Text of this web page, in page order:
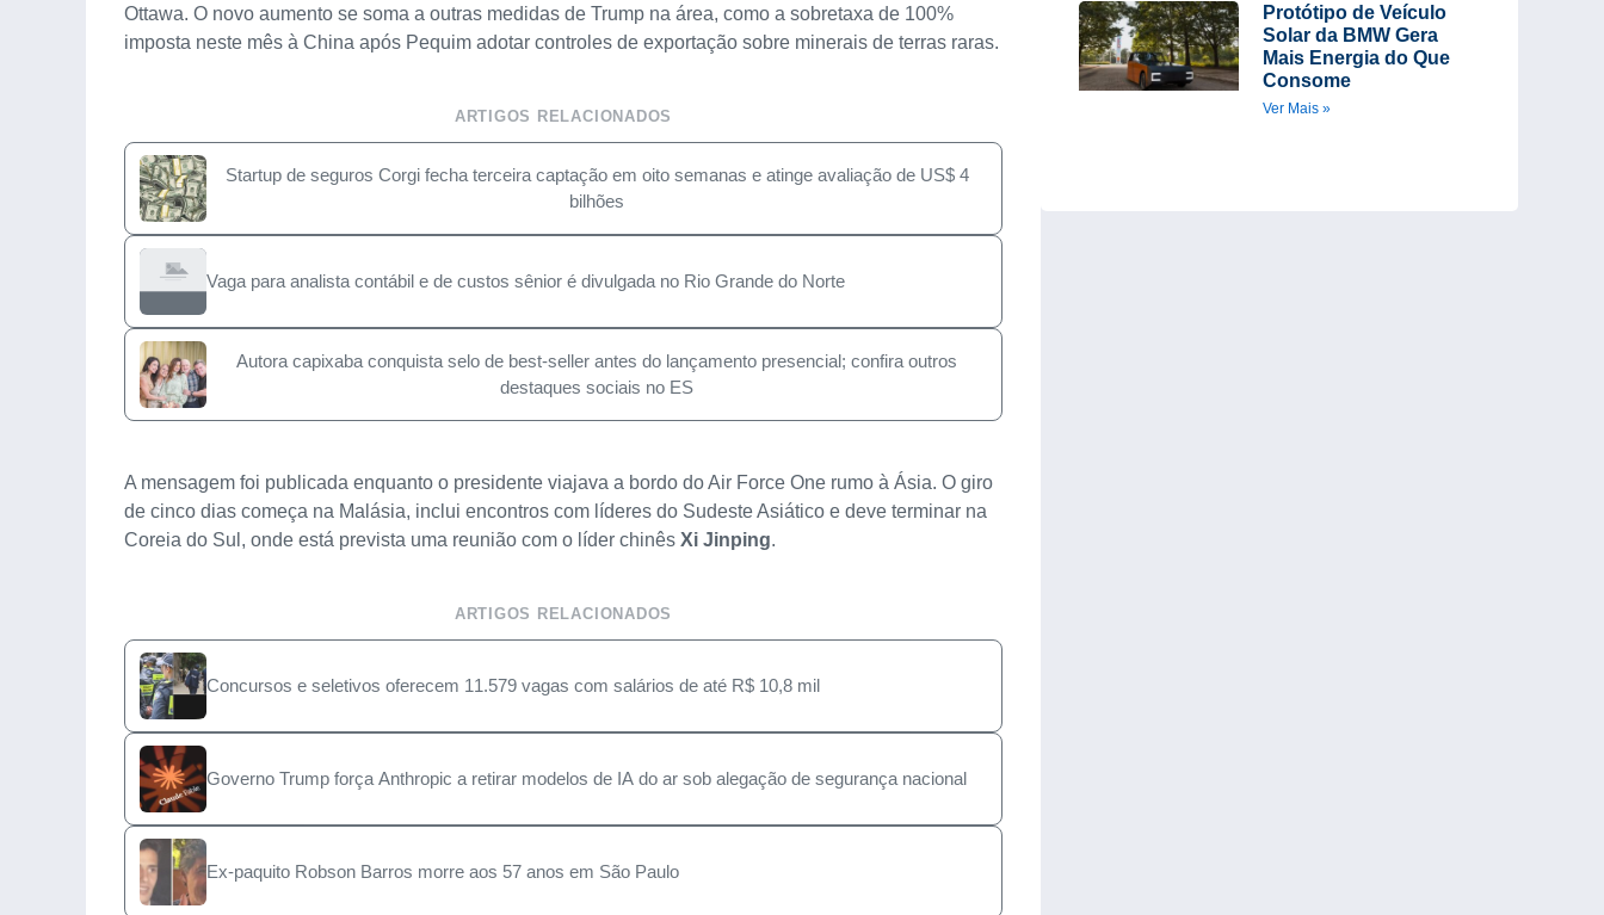
Ottawa. O novo aumento se soma a outras medidas de Trump na área, como a sobretaxa de 100%
imposta neste mês à China após Pequim adotar controles de exportação sobre minerais de terras raras.
ARTIGOS RELACIONADOS
Startup de seguros Corgi fecha terceira captação em oito semanas e atinge avaliação de US$ 4
bilhões
Vaga para analista contábil e de custos sênior é divulgada no Rio Grande do Norte
Autora capixaba conquista selo de best-seller antes do lançamento presencial; confira outros
destaques sociais no ES
A mensagem foi publicada enquanto o presidente viajava a bordo do Air Force One rumo à Ásia. O giro
de cinco dias começa na Malásia, inclui encontros com líderes do Sudeste Asiático e deve terminar na
Coreia do Sul, onde está prevista uma reunião com o líder chinês Xi Jinping.
ARTIGOS RELACIONADOS
Concursos e seletivos oferecem 11.579 vagas com salários de até R$ 10,8 mil
Governo Trump força Anthropic a retirar modelos de IA do ar sob alegação de segurança nacional
Ex-paquito Robson Barros morre aos 57 anos em São Paulo
Protótipo de Veículo
Solar da BMW Gera
Mais Energia do Que
Consome
Ver Mais »